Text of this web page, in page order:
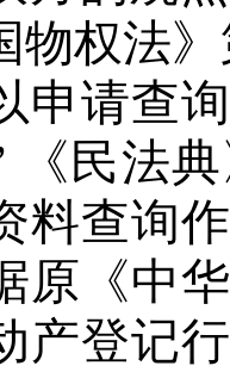
物权法
申请查
《民法
料查询
原《中
产登记